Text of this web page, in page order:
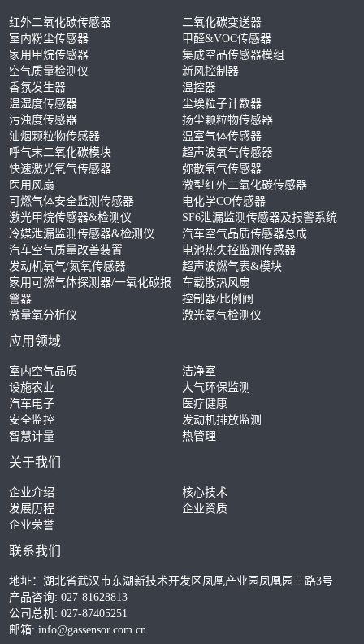
红外二氧化碳传感器
二氧化碳变送器
室内粉尘传感器
甲醛&VOC传感器
家用甲烷传感器
集成空品传感器模组
空气质量检测仪
新风控制器
香氛发生器
温控器
温湿度传感器
尘埃粒子计数器
污浊度传感器
扬尘颗粒物传感器
油烟颗粒物传感器
温室气体传感器
呼气末二氧化碳模块
超声波氧气传感器
快速激光氧气传感器
弥散氧气传感器
医用风扇
微型红外二氧化碳传感器
可燃气体安全监测传感器
电化学CO传感器
激光甲烷传感器&检测仪
SF6泄漏监测传感器及报警系统
冷媒泄漏监测传感器&检测仪
汽车空气品质传感器总成
汽车空气质量改善装置
电池热失控监测传感器
发动机氧气/氮氧传感器
超声波燃气表&模块
家用可燃气体探测器/一氧化碳报
警器
车载散热风扇
控制器/比例阀
微量氧分析仪
激光氨气检测仪
应用领域
室内空气品质
洁净室
设施农业
大气环保监测
汽车电子
医疗健康
安全监控
发动机排放监测
智慧计量
热管理
关于我们
企业介绍
核心技术
发展历程
企业资质
企业荣誉
联系我们
地址：湖北省武汉市东湖新技术开发区凤凰产业园凤凰园三路3号
产品咨询: 027-81628813
公司总机: 027-87405251
邮箱:info@gassensor.com.cn